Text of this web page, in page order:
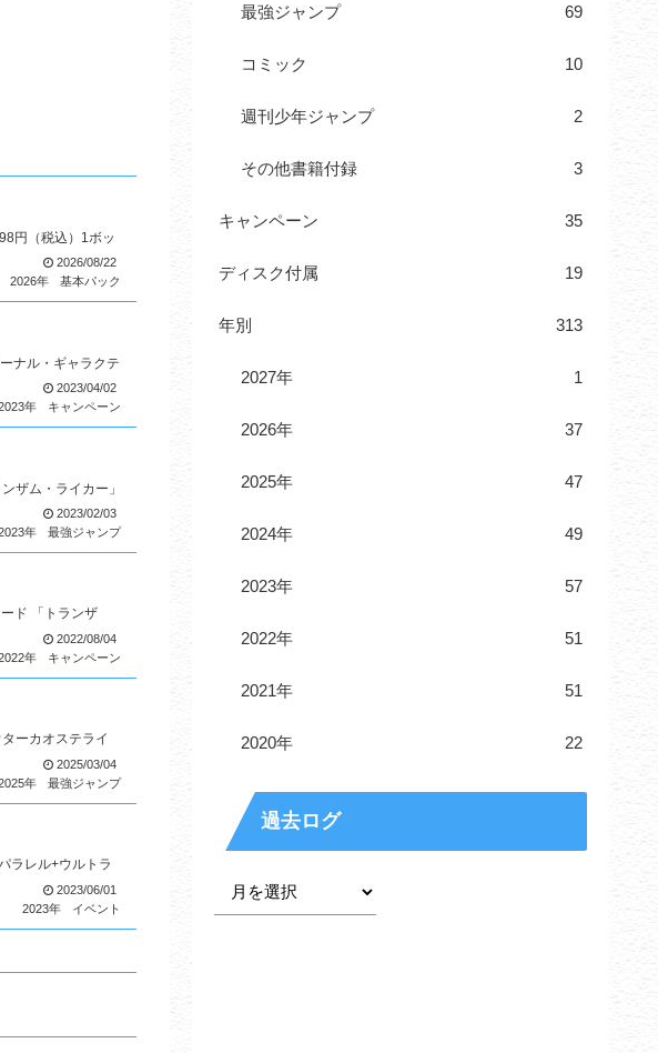
円（税込）1ボッ
2026/08/22
2026年
基本パック
ナル・ギャラクテ
2023/04/02
年
キャンペーン
ザム・ライカー」
2023/02/03
年
最強ジャンプ
ド 「トランザ
2022/08/04
年
キャンペーン
ーカオステライ
2025/03/04
年
最強ジャンプ
ラレル+ウルトラ
2023/06/01
2023年
イベント
最強ジャンプ 69
コミック 10
週刊少年ジャンプ 2
その他書籍付録 3
キャンペーン 35
ディスク付属 19
年別 313
2027年 1
2026年 37
2025年 47
2024年 49
2023年 57
2022年 51
2021年 51
2020年 22
過去ログ